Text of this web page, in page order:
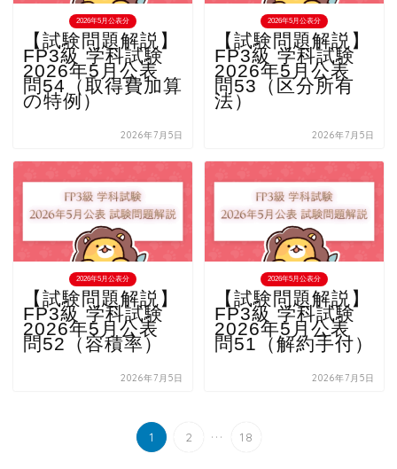
2026年5月公表分
【試験問題解説】
FP3級 学科試験
2026年5月公表
問54（取得費加算
の特例）
2026年7月5日
2026年5月公表分
【試験問題解説】
FP3級 学科試験
2026年5月公表
問53（区分所有
法）
2026年7月5日
2026年5月公表分
【試験問題解説】
FP3級 学科試験
2026年5月公表
問52（容積率）
2026年7月5日
2026年5月公表分
【試験問題解説】
FP3級 学科試験
2026年5月公表
問51（解約手付）
2026年7月5日
1 2 ... 18